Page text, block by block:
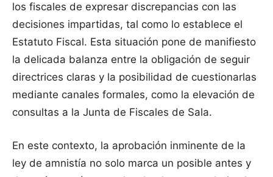
los fiscales de expresar discrepancias con las
decisiones impartidas, tal como lo establece el
Estatuto Fiscal. Esta situación pone de manifiesto
la delicada balanza entre la obligación de seguir
directrices claras y la posibilidad de cuestionarlas
mediante canales formales, como la elevación de
consultas a la Junta de Fiscales de Sala.
En este contexto, la aprobación inminente de la
ley de amnistía no solo marca un posible antes y